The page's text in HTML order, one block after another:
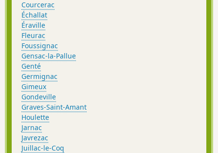
Courcerac
Échallat
Éraville
Fleurac
Foussignac
Gensac-la-Pallue
Genté
Germignac
Gimeux
Gondeville
Graves-Saint-Amant
Houlette
Jarnac
Javrezac
Juillac-le-Coq